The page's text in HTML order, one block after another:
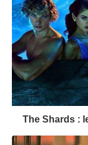
The Shards :